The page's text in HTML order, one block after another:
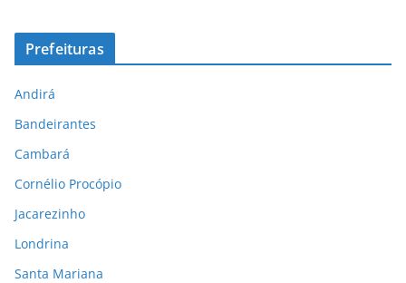
Prefeituras
Andirá
Bandeirantes
Cambará
Cornélio Procópio
Jacarezinho
Londrina
Santa Mariana